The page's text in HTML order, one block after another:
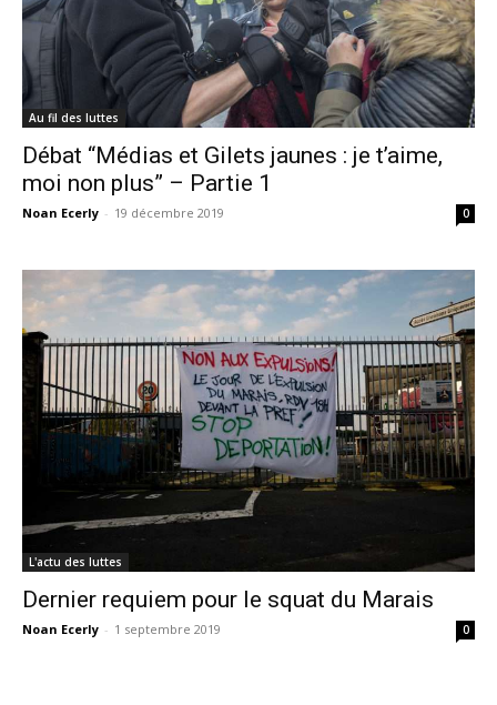
Au fil des luttes
Débat “Médias et Gilets jaunes : je t’aime,
moi non plus” – Partie 1
Noan Ecerly - 19 décembre 2019 0
L'actu des luttes
Dernier requiem pour le squat du Marais
Noan Ecerly - 1 septembre 2019 0